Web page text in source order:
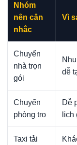
Nhóm
nên cân
nhắc
Vì
Chuyển
nhà trọn
gói
dễ
Chuyển
phòng trọ
Dễ
Taxi tải